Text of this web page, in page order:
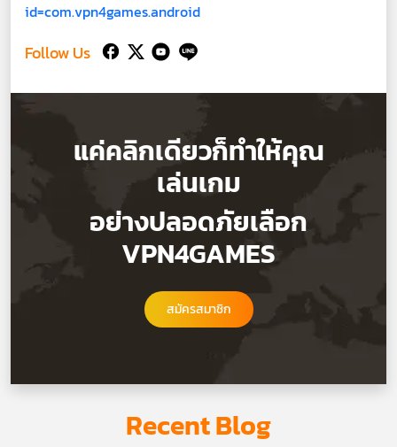
id=com.vpn4games.android
Follow Us
แค่คลิกเดียวก็ทำให้คุณ
เล่นเกม
อย่างปลอดภัยเลือก
VPN4GAMES
สมัครสมาชิก
Recent Blog